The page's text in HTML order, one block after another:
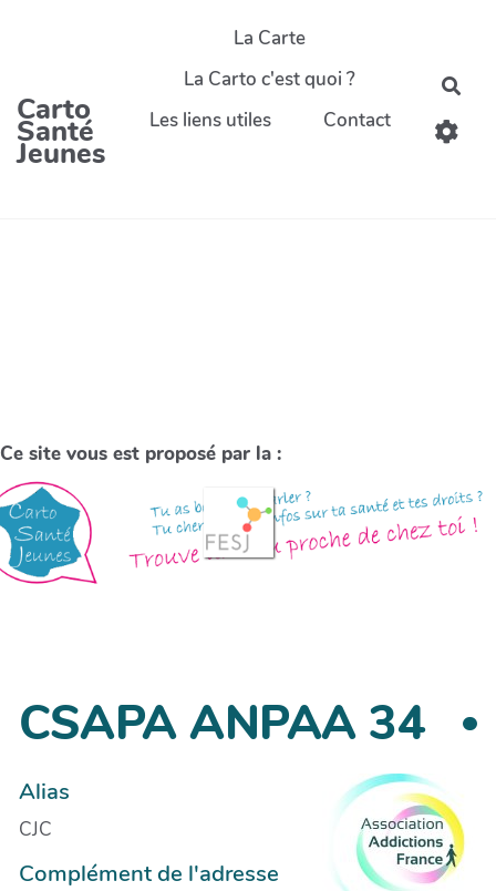
Carto
Santé
Jeunes
La Carte
La Carto c'est quoi ?
Les liens utiles
Contact
Ce site vous est proposé par la :
CSAPA ANPAA 34
Alias
CJC
Complément de l'adresse